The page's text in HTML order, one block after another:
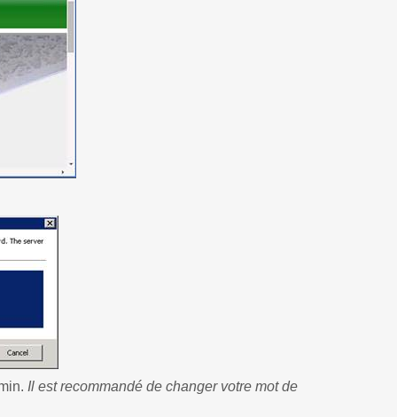
Il est recommandé de changer votre mot de